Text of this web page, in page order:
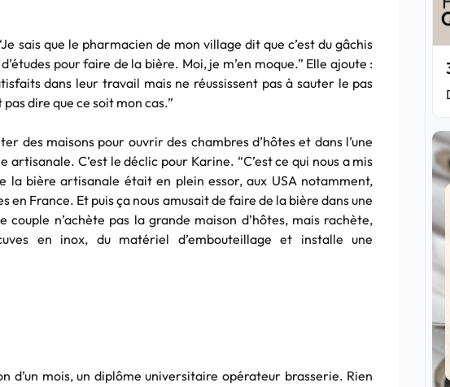
sais que le pharmacien de mon village dit que c’est du gâchis
pour faire de la bière. Moi, je m’en moque.” Elle ajoute :
dans leur travail mais ne réussissent pas à sauter le pas
dire que ce soit mon cas.”
des maisons pour ouvrir des chambres d’hôtes et dans l’une
artisanale. C’est le déclic pour Karine. “C’est ce qui nous a mis
la bière artisanale était en plein essor, aux USA notamment,
en France. Et puis ça nous amusait de faire de la bière dans une
couple n’achète pas la grande maison d’hôtes, mais rachète,
en inox, du matériel d’embouteillage et installe une
d’un mois, un diplôme universitaire opérateur brasserie. Rien